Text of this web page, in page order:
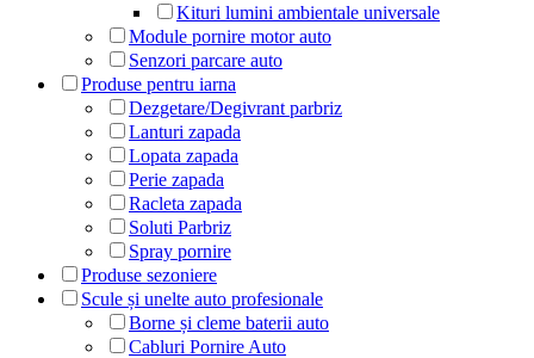
Kituri lumini ambientale universale
Module pornire motor auto
Senzori parcare auto
Produse pentru iarna
Dezgetare/Degivrant parbriz
Lanturi zapada
Lopata zapada
Perie zapada
Racleta zapada
Soluti Parbriz
Spray pornire
Produse sezoniere
Scule și unelte auto profesionale
Borne și cleme baterii auto
Cabluri Pornire Auto